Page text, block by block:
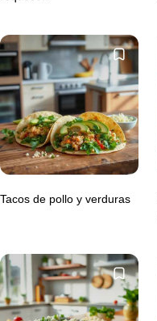
Tacos de pollo y verduras